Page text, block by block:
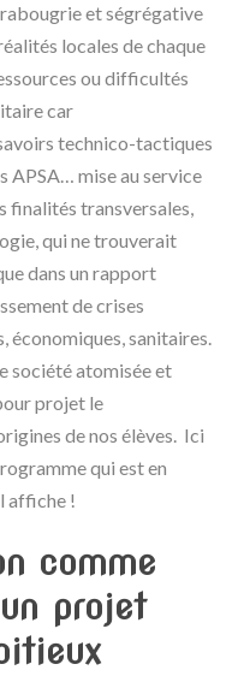
rabougrie et ségrégative
locales de chaque
ou difficultés
car
technico-tactiques
APSA… mise au service
finalités transversales,
qui ne trouverait
dans un rapport
de crises
économiques, sanitaires.
société atomisée et
projet le
de nos élèves. Ici
qui est en
affiche !
comme
projet